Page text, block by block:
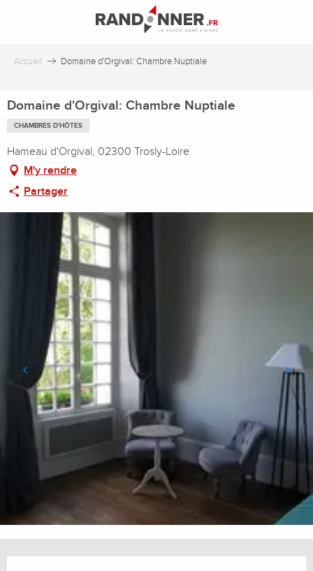
principal
Accueil Domaine d'Orgival: Chambre Nuptiale
Domaine d'Orgival: Chambre Nuptiale
CHAMBRES D'HÔTES
Hameau d'Orgival, 02300 Trosly-Loire
M'y rendre
Partager